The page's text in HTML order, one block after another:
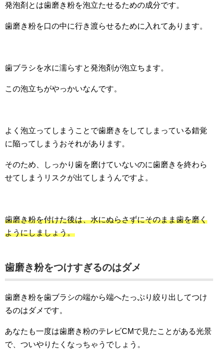
発泡剤とは歯磨き粉を泡立たせるための成分です。
歯磨き粉を口の中に行き渡らせるために入れてあります。
歯ブラシを水に濡らすと発泡剤が泡立ちます。
この泡立ちがやっかいなんです。
よく泡立ってしまうことで歯磨きをしてしまっている錯覚
に陥ってしまうおそれがあります。
そのため、しっかり歯を磨けていないのに歯磨きを終わら
せてしまうリスクが出てしまうんですよ。
歯磨き粉を付けた後は、水にぬらさずにそのまま歯を磨く
ようにしましょう。
歯磨き粉をつけすぎるのはダメ
歯磨き粉を歯ブラシの端から端へたっぷり絞り出してつけ
るのはダメです。
あなたも一度は歯磨き粉のテレビCMで見たことがある光景
で、ついやりたくなっちゃうでしょう。